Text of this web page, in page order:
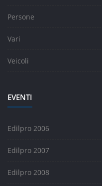
Persone
Vari
Veicoli
EVENTI
Edilpro 2006
Edilpro 2007
Edilpro 2008